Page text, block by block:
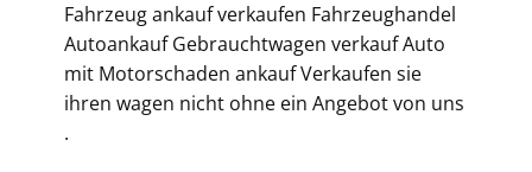
Fahrzeug ankauf verkaufen Fahrzeughandel
Autoankauf Gebrauchtwagen verkauf Auto
mit Motorschaden ankauf Verkaufen sie
ihren wagen nicht ohne ein Angebot von uns
.